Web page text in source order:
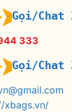
Gọi/Chat
333
Gọi/Chat
xbags.vn/